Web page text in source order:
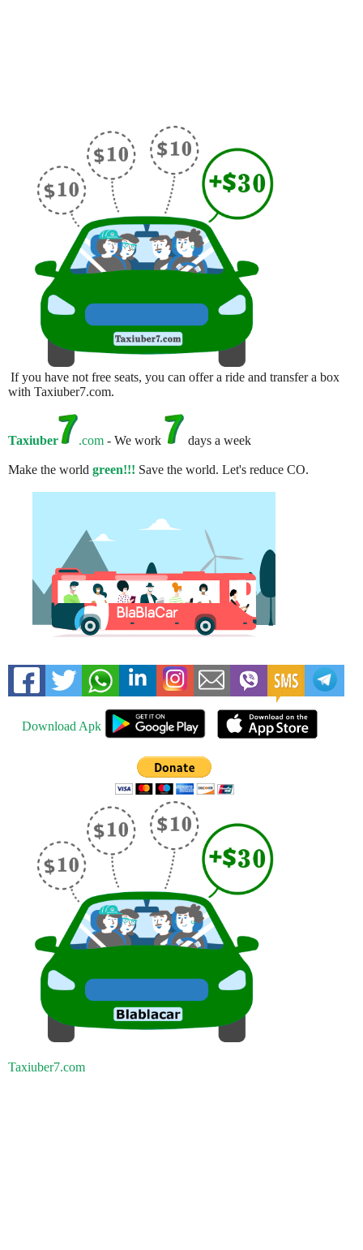
If you have not free seats, you can offer a ride and transfer a box
with Taxiuber7.com.
Taxiuber .com - We work days a week
Make the world green!!! Save the world. Let's reduce CO.
Download Apk
Taxiuber7.com